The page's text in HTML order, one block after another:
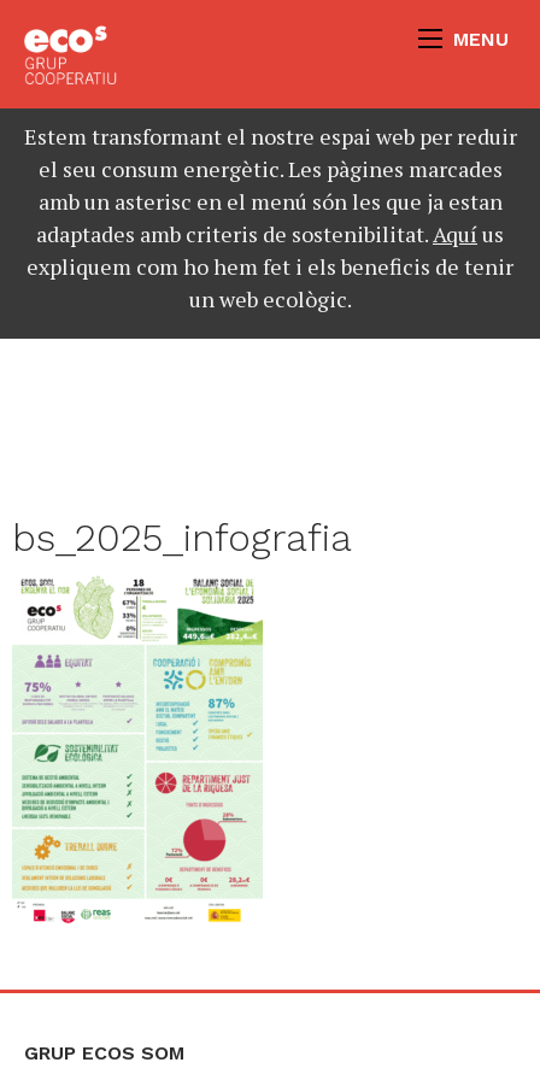
MENU
Estem transformant el nostre espai web per reduir
el seu consum energètic. Les pàgines marcades
amb un asterisc en el menú són les que ja estan
adaptades amb criteris de sostenibilitat.Aquíus
expliquem com ho hem fet i els beneficis de tenir
un web ecològic.
bs_2025_infografia
GRUP ECOS SOM